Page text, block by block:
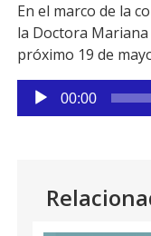
Facebook
En el marco de la
la Doctora
próximo 19 de
Reproductor
de
00:00